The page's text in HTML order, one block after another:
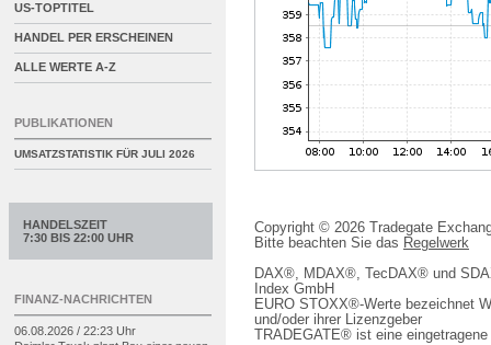
Copyright © 2026 Tradegate
Bitte beachten Sie das Regelwerk
DAX®, MDAX®, TecDAX® und
Index GmbH
EURO STOXX®-Werte bezeichnet
und/oder ihrer Lizenzgeber
TRADEGATE® ist eine
US-TOPTITEL
HANDEL PER ERSCHEINEN
ALLE WERTE A-Z
PUBLIKATIONEN
UMSATZSTATISTIK FÜR JULI 2026
HANDELSZEIT
7:30 BIS 22:00 UHR
FINANZ-NACHRICHTEN
06.08.2026 / 22:23 Uhr